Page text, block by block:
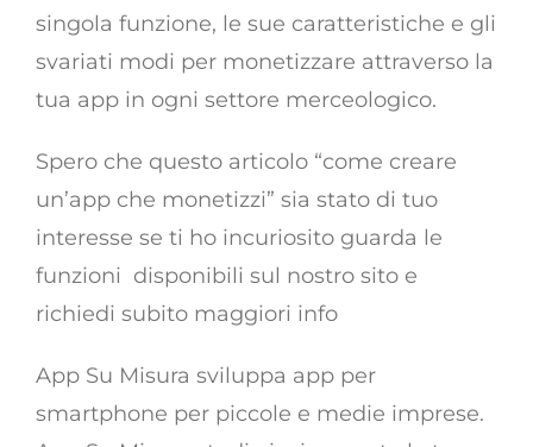
singola funzione, le sue caratteristiche e gli
svariati modi per monetizzare attraverso la
tua app in ogni settore merceologico.
Spero che questo articolo “come creare
un’app che monetizzi” sia stato di tuo
interesse se ti ho incuriosito guarda le
funzioni disponibili sul nostro sito e
richiedi subito maggiori info
App Su Misura sviluppa app per
smartphone per piccole e medie imprese.